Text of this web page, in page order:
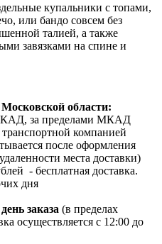
купальники с топами,
или бандо совсем без
талией, а также
завязками на спине и
области:
за пределами МКАД
транспортной компанией
после оформления
места доставки)
- бесплатная доставка.
дня
заказа (в пределах
осуществляется с 12:00 до